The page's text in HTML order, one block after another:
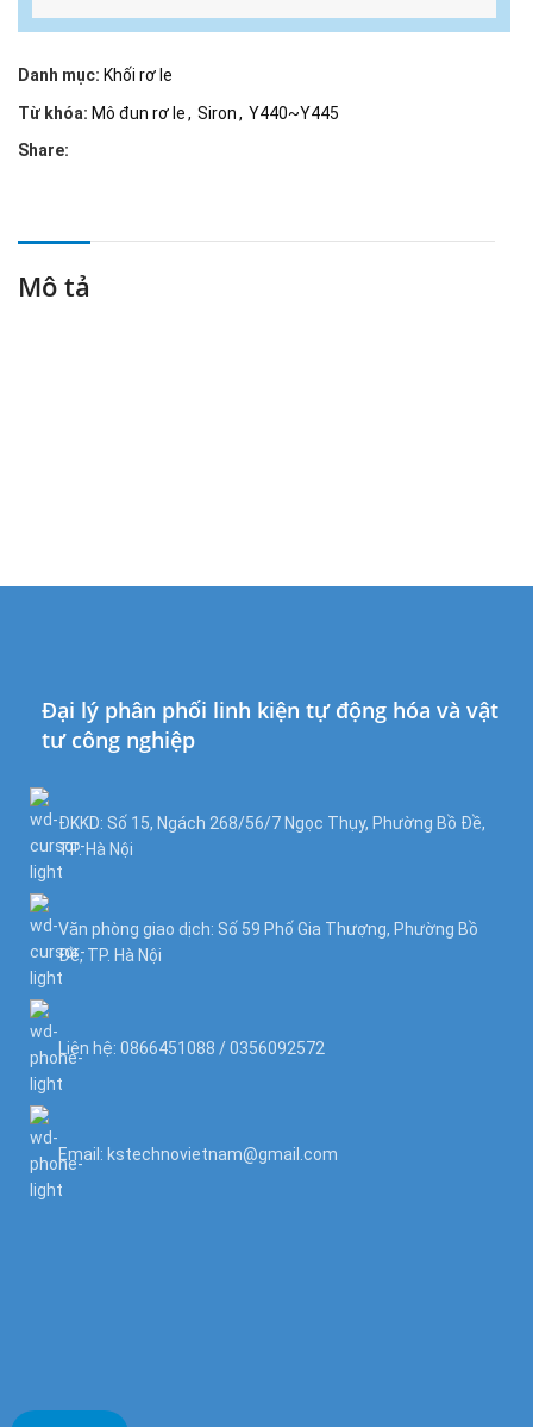
Danh mục: Khối rơ le
Từ khóa: Mô đun rơ le, Siron, Y440~Y445
Share:
Mô tả
Đại lý phân phối linh kiện tự động hóa và vật
tư công nghiệp
ĐKKD: Số 15, Ngách 268/56/7 Ngọc Thụy, Phường Bồ Đề,
TP. Hà Nội
Văn phòng giao dịch: Số 59 Phố Gia Thượng, Phường Bồ
Đề, TP. Hà Nội
Liên hệ: 0866451088 / 0356092572
Email: kstechnovietnam@gmail.com